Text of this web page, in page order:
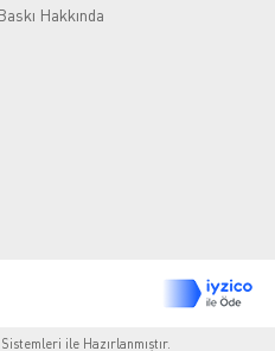
Hakkında
ile Hazırlanmıştır.